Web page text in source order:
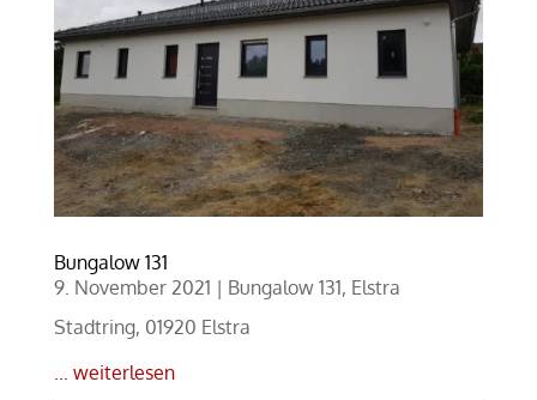
Bungalow 131
9. November 2021 | Bungalow 131, Elstra
Stadtring, 01920 Elstra
... weiterlesen